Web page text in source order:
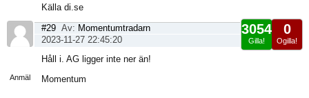
Källa di.se
Anmäl
0
Ogilla!
3054
Gilla!
#29 Av: Momentumtradarn
2023-11-27 22:45:20
Håll i. AG ligger inte ner än!
Momentum